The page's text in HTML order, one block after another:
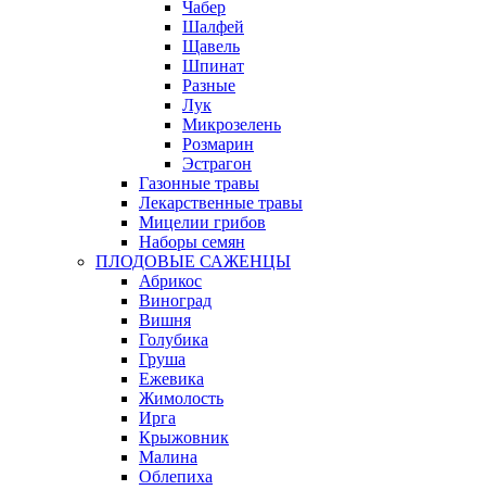
Чабер
Шалфей
Щавель
Шпинат
Разные
Лук
Микрозелень
Розмарин
Эстрагон
Газонные травы
Лекарственные травы
Мицелии грибов
Наборы семян
ПЛОДОВЫЕ САЖЕНЦЫ
Абрикос
Виноград
Вишня
Голубика
Груша
Ежевика
Жимолость
Ирга
Крыжовник
Малина
Облепиха